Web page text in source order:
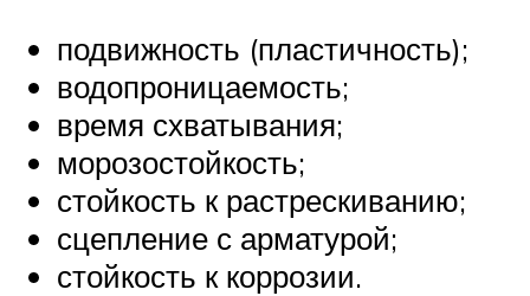
подвижность (пластичность);
водопроницаемость;
время схватывания;
морозостойкость;
стойкость к растрескиванию;
сцепление с арматурой;
стойкость к коррозии.